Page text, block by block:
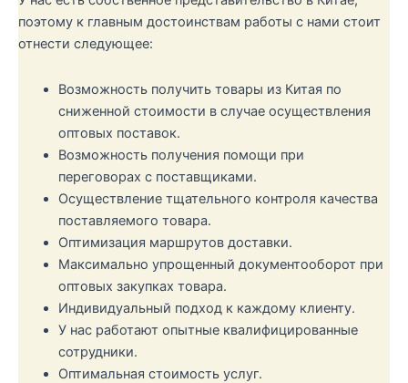
поэтому к главным достоинствам работы с нами стоит
отнести следующее:
Возможность получить товары из Китая по
сниженной стоимости в случае осуществления
оптовых поставок.
Возможность получения помощи при
переговорах с поставщиками.
Осуществление тщательного контроля качества
поставляемого товара.
Оптимизация маршрутов доставки.
Максимально упрощенный документооборот при
оптовых закупках товара.
Индивидуальный подход к каждому клиенту.
У нас работают опытные квалифицированные
сотрудники.
Оптимальная стоимость услуг.